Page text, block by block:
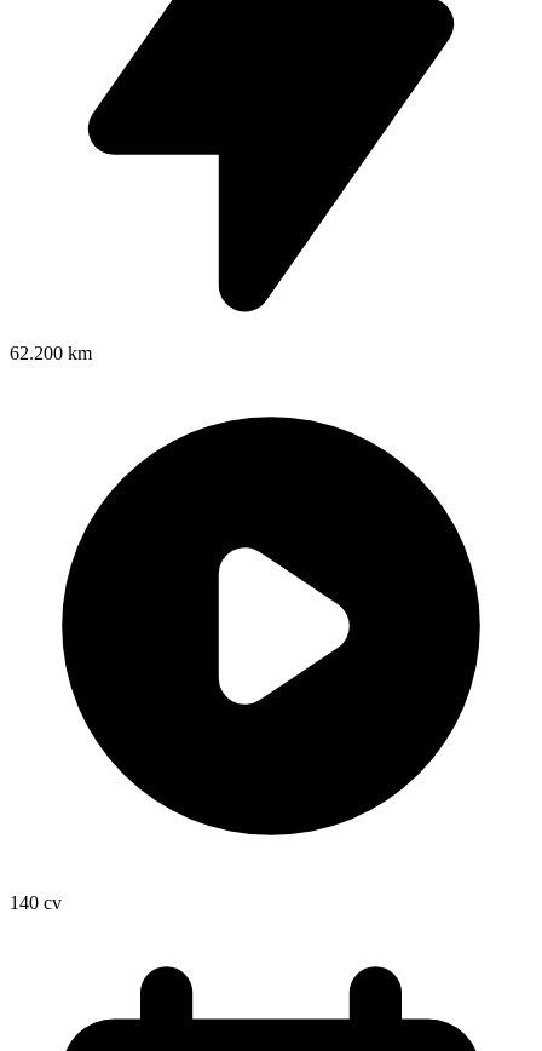
62.200 km
140 cv